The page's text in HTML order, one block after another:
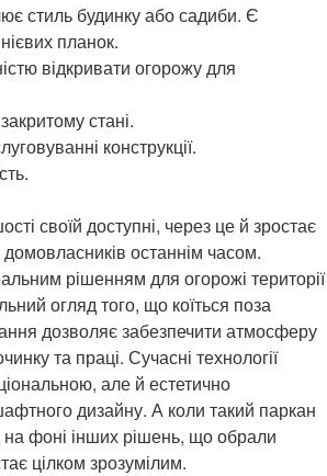
стиль будинку або садиби. Є
планок.
відкривати огорожу для
стані.
конструкції.
своїй доступні, через це й зростає
останнім часом.
рішенням для огорожі території
огляд того, що коїться поза
дозволяє забезпечити атмосферу
та праці. Сучасні технології
але й естетично
дизайну. А коли такий паркан
фоні інших рішень, що обрали
цілком зрозумілим.